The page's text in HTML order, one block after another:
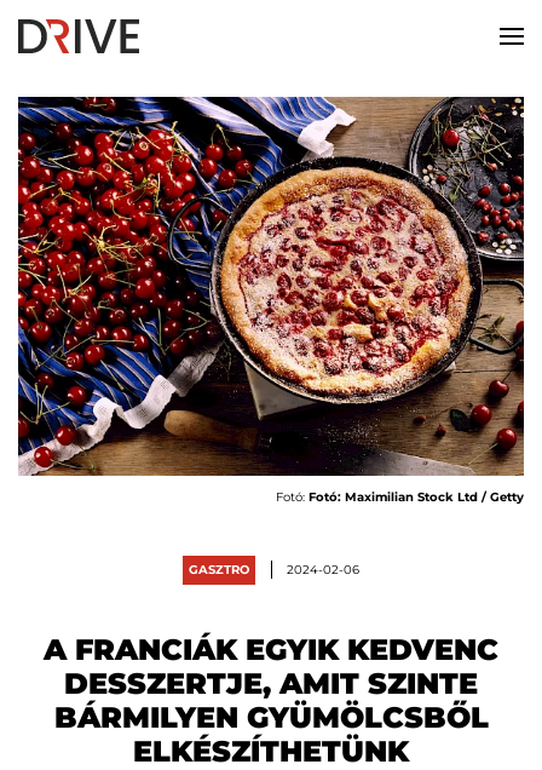
Fotó: Fotó: Maximilian Stock Ltd / Getty
GASZTRO 2024-02-06
A FRANCIÁK EGYIK KEDVENC
DESSZERTJE, AMIT SZINTE
BÁRMILYEN GYÜMÖLCSBŐL
ELKÉSZÍTHETÜNK